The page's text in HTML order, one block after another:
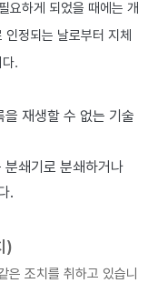
요하게 되었을 때에는 개
정되는 날로부터 지체
.
재생할 수 없는 기술
쇄기로 분쇄하거나
.
)
은 조치를 취하고 있습니